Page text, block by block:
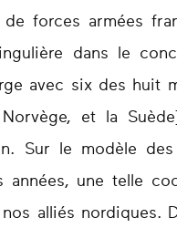
forces armées
dans le
avec six des huit
et la
Sur le modèle
une telle
alliés nordiques.